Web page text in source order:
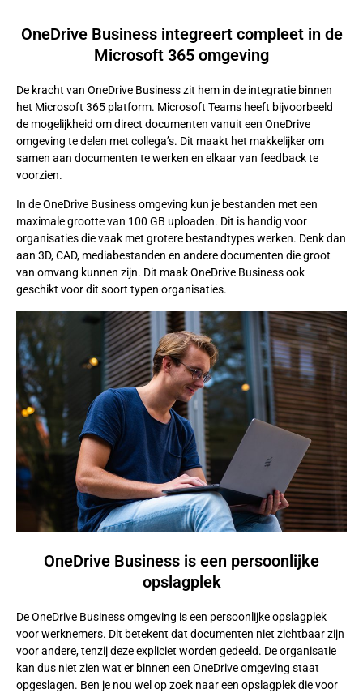
OneDrive Business integreert compleet in de
Microsoft 365 omgeving
De kracht van OneDrive Business zit hem in de integratie binnen
het Microsoft 365 platform. Microsoft Teams heeft bijvoorbeeld
de mogelijkheid om direct documenten vanuit een OneDrive
omgeving te delen met collega’s. Dit maakt het makkelijker om
samen aan documenten te werken en elkaar van feedback te
voorzien.
In de OneDrive Business omgeving kun je bestanden met een
maximale grootte van 100 GB uploaden. Dit is handig voor
organisaties die vaak met grotere bestandtypes werken. Denk dan
aan 3D, CAD, mediabestanden en andere documenten die groot
van omvang kunnen zijn. Dit maak OneDrive Business ook
geschikt voor dit soort typen organisaties.
OneDrive Business is een persoonlijke
opslagplek
De OneDrive Business omgeving is een persoonlijke opslagplek
voor werknemers. Dit betekent dat documenten niet zichtbaar zijn
voor andere, tenzij deze expliciet worden gedeeld. De organisatie
kan dus niet zien wat er binnen een OneDrive omgeving staat
opgeslagen. Ben je nou wel op zoek naar een opslagplek die voor